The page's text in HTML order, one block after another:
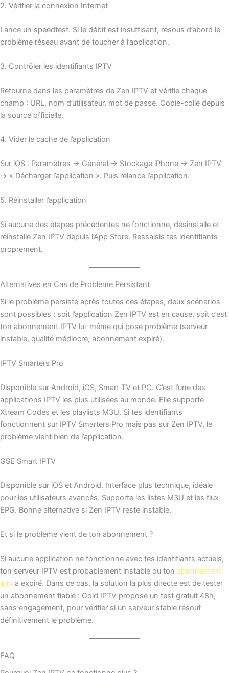
2. Vérifier la connexion Internet
Lance un speedtest. Si le débit est insuffisant, résous d’abord le
problème réseau avant de toucher à l’application.
3. Contrôler les identifiants IPTV
Retourne dans les paramètres de Zen IPTV et vérifie chaque
champ : URL, nom d’utilisateur, mot de passe. Copie-colle depuis
la source officielle.
4. Vider le cache de l’application
Sur iOS : Paramètres → Général → Stockage iPhone → Zen IPTV
→ « Décharger l’application ». Puis relance l’application.
5. Réinstaller l’application
Si aucune des étapes précédentes ne fonctionne, désinstalle et
réinstalle Zen IPTV depuis l’App Store. Ressaisis tes identifiants
proprement.
Alternatives en Cas de Problème Persistant
Si le problème persiste après toutes ces étapes, deux scénarios
sont possibles : soit l’application Zen IPTV est en cause, soit c’est
ton abonnement IPTV lui-même qui pose problème (serveur
instable, qualité médiocre, abonnement expiré).
IPTV Smarters Pro
Disponible sur Android, iOS, Smart TV et PC. C’est l’une des
applications IPTV les plus utilisées au monde. Elle supporte
Xtream Codes et les playlists M3U. Si tes identifiants
fonctionnent sur IPTV Smarters Pro mais pas sur Zen IPTV, le
problème vient bien de l’application.
GSE Smart IPTV
Disponible sur iOS et Android. Interface plus technique, idéale
pour les utilisateurs avancés. Supporte les listes M3U et les flux
EPG. Bonne alternative si Zen IPTV reste instable.
Et si le problème vient de ton abonnement ?
Si aucune application ne fonctionne avec tes identifiants actuels,
ton serveur IPTV est probablement instable ou ton abonnement
iptv a expiré. Dans ce cas, la solution la plus directe est de tester
un abonnement fiable : Gold IPTV propose un test gratuit 48h,
sans engagement, pour vérifier si un serveur stable résout
définitivement le problème.
FAQ